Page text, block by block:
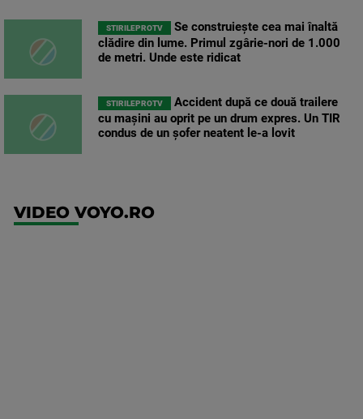
STIRILEPROTV
Se construiește cea mai înaltă
clădire din lume. Primul zgârie-nori de 1.000
de metri. Unde este ridicat
STIRILEPROTV
Accident după ce două trailere
cu mașini au oprit pe un drum expres. Un TIR
condus de un șofer neatent le-a lovit
VIDEO VOYO.RO